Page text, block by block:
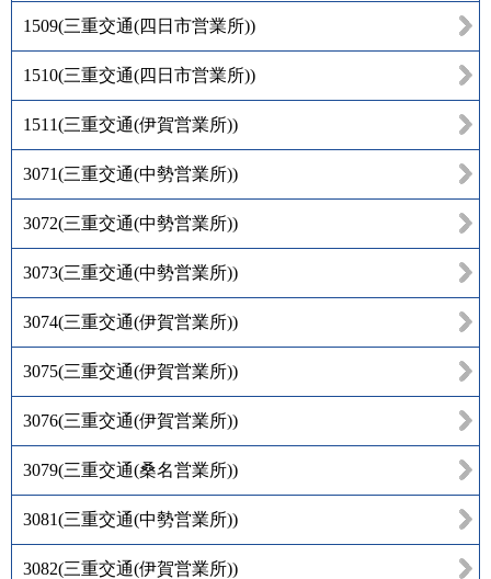
1509(三重交通(四日市営業所))
1510(三重交通(四日市営業所))
1511(三重交通(伊賀営業所))
3071(三重交通(中勢営業所))
3072(三重交通(中勢営業所))
3073(三重交通(中勢営業所))
3074(三重交通(伊賀営業所))
3075(三重交通(伊賀営業所))
3076(三重交通(伊賀営業所))
3079(三重交通(桑名営業所))
3081(三重交通(中勢営業所))
3082(三重交通(伊賀営業所))